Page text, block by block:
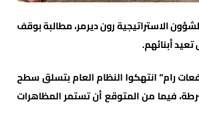
الاستراتيجية رون ديرمر، مطالبة بوقف
أبنائهم.
رام” انتهكوا النظام العام بتسلق سطح
فيما من المتوقع أن تستمر المظاهرات